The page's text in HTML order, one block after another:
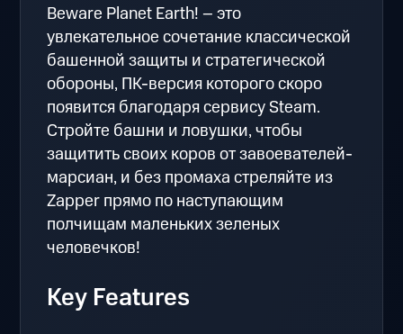
Beware Planet Earth! – это
увлекательное сочетание классической
башенной защиты и стратегической
обороны, ПК-версия которого скоро
появится благодаря сервису Steam.
Стройте башни и ловушки, чтобы
защитить своих коров от завоевателей-
марсиан, и без промаха стреляйте из
Zapper прямо по наступающим
полчищам маленьких зеленых
человечков!
Key Features